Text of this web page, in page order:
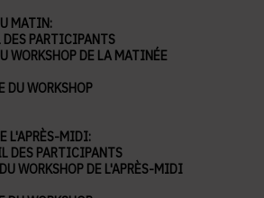
MATIN:
PARTICIPANTS
WORKSHOP DE LA MATINÉE
DU WORKSHOP
L'APRÈS-MIDI:
DES PARTICIPANTS
WORKSHOP DE L'APRÈS-MIDI